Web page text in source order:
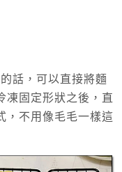
話，可以直接將麵
凍固定形狀之後，直
，不用像毛毛一樣這